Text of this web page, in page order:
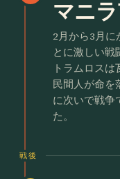
マニ
2月から3月
とに激しい戦
トラムロス
民間人が命を
に次いで戦争
た。
戦後